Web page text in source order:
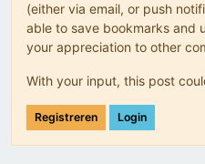
(either via email, or push
able to save bookmarks and
your appreciation to other
With your input, this post
Registreren Login